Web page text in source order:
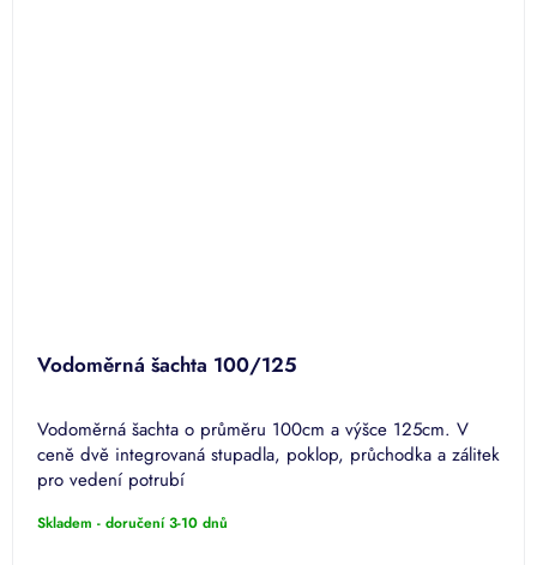
Vodoměrná šachta 100/125
Vodoměrná šachta o průměru 100cm a výšce 125cm. V
ceně dvě integrovaná stupadla, poklop, průchodka a zálitek
pro vedení potrubí
Skladem - doručení 3-10 dnů